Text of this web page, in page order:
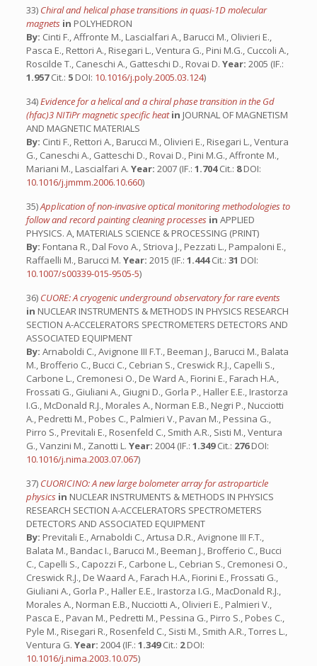
33) Chiral and helical phase transitions in quasi-1D molecular
magnets in POLYHEDRON
By: Cinti F., Affronte M., Lascialfari A., Barucci M., Olivieri E.,
Pasca E., Rettori A., Risegari L., Ventura G., Pini M.G., Cuccoli A.,
Roscilde T., Caneschi A., Gatteschi D., Rovai D. Year: 2005 (IF.:
1.957Cit.: 5 DOI: 10.1016/j.poly.2005.03.124)
34)Evidence for a helical and a chiral phase transition in the Gd
(hfac)3 NITiPr magnetic specific heatin JOURNAL OF MAGNETISM
AND MAGNETIC MATERIALS
By: Cinti F., Rettori A., Barucci M., Olivieri E., Risegari L., Ventura
G., Caneschi A., Gatteschi D., Rovai D., Pini M.G., Affronte M.,
Mariani M., Lascialfari A. Year: 2007 (IF.: 1.704Cit.: 8DOI:
10.1016/j.jmmm.2006.10.660)
35)Application of non-invasive optical monitoring methodologies to
follow and record painting cleaning processes in APPLIED
PHYSICS. A, MATERIALS SCIENCE & PROCESSING (PRINT)
By: Fontana R., Dal Fovo A., Striova J., Pezzati L., Pampaloni E.,
Raffaelli M., Barucci M. Year: 2015 (IF.: 1.444Cit.: 31 DOI:
10.1007/s00339-015-9505-5)
36) CUORE: A cryogenic underground observatory for rare events
in NUCLEAR INSTRUMENTS & METHODS IN PHYSICS RESEARCH
SECTION A-ACCELERATORS SPECTROMETERS DETECTORS AND
ASSOCIATED EQUIPMENT
By: Arnaboldi C., Avignone III F.T., Beeman J., Barucci M., Balata
M., Brofferio C., Bucci C., Cebrian S., Creswick R.J., Capelli S.,
Carbone L., Cremonesi O., De Ward A., Fiorini E., Farach H.A.,
Frossati G., Giuliani A., Giugni D., Gorla P., Haller E.E., Irastorza
I.G., McDonald R.J., Morales A., Norman E.B., Negri P., Nucciotti
A., Pedretti M., Pobes C., Palmieri V., Pavan M., Pessina G.,
Pirro S., Previtali E., Rosenfeld C., Smith A.R., Sisti M., Ventura
G., Vanzini M., Zanotti L. Year: 2004 (IF.: 1.349Cit.: 276DOI:
10.1016/j.nima.2003.07.067)
37) CUORICINO: A new large bolometer array for astroparticle
physics in NUCLEAR INSTRUMENTS & METHODS IN PHYSICS
RESEARCH SECTION A-ACCELERATORS SPECTROMETERS
DETECTORS AND ASSOCIATED EQUIPMENT
By: Previtali E., Arnaboldi C., Artusa D.R., Avignone III F.T.,
Balata M., Bandac I., Barucci M., Beeman J., Brofferio C., Bucci
C., Capelli S., Capozzi F., Carbone L., Cebrian S., Cremonesi O.,
Creswick R.J., De Waard A., Farach H.A., Fiorini E., Frossati G.,
Giuliani A., Gorla P., Haller E.E., Irastorza I.G., MacDonald R.J.,
Morales A., Norman E.B., Nucciotti A., Olivieri E., Palmieri V.,
Pasca E., Pavan M., Pedretti M., Pessina G., Pirro S., Pobes C.,
Pyle M., Risegari R., Rosenfeld C., Sisti M., Smith A.R., Torres L.,
Ventura G. Year: 2004 (IF.: 1.349Cit.: 2DOI:
10.1016/j.nima.2003.10.075)